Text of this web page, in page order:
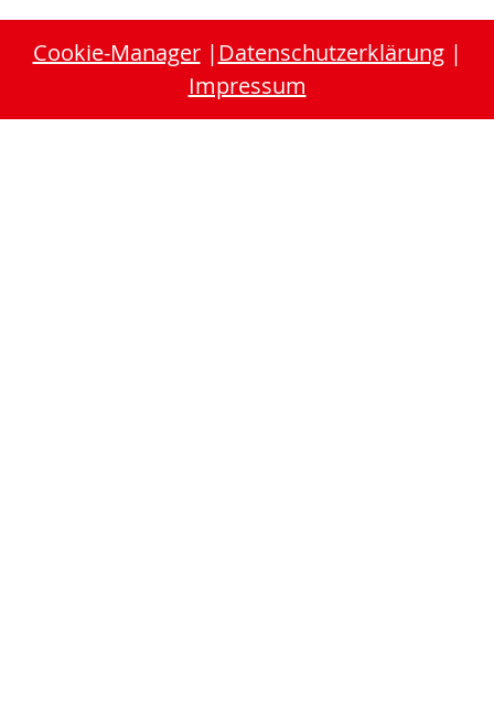
Cookie-Manager| Datenschutzerklärung|
Impressum